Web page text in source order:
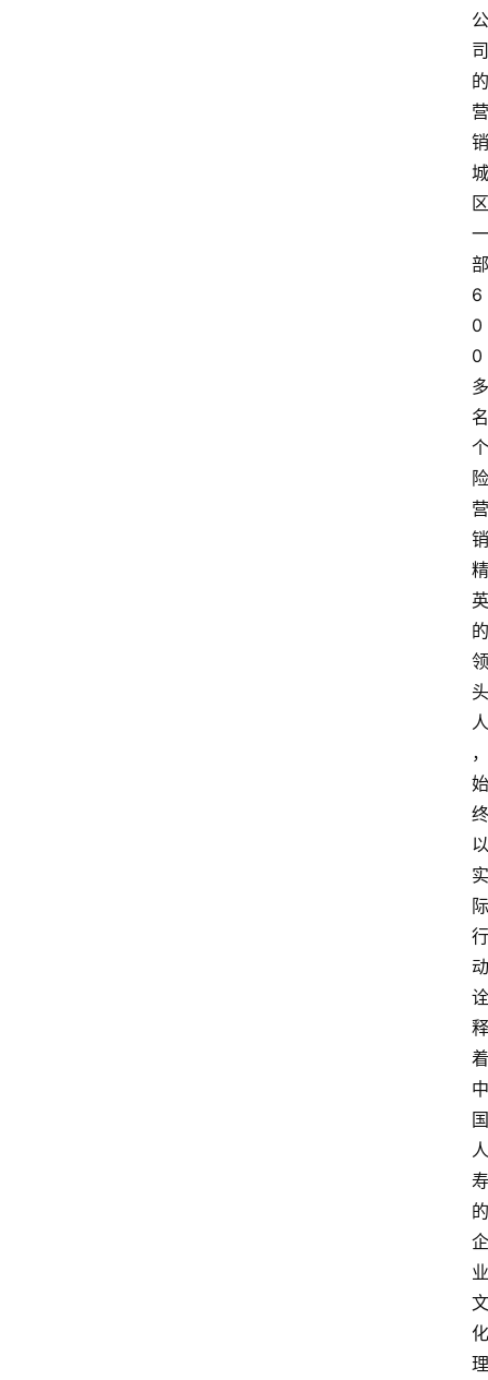
公
司
的
营
销
城
区
一
部
6
0
0
多
名
个
险
营
销
精
英
的
领
头
人
，
始
终
以
实
际
行
动
诠
释
着
中
国
人
寿
的
企
业
文
化
理